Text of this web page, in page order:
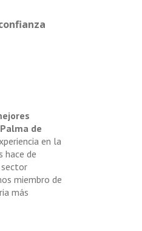
de
en la
hace de
miembro de
más